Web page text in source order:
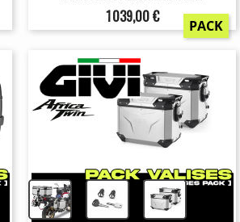
Prix
1 039,00 € PACK